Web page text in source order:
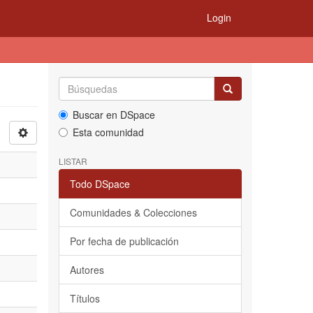
Login
Buscar en DSpace
Esta comunidad
LISTAR
Todo DSpace
Comunidades & Colecciones
Por fecha de publicación
Autores
Títulos